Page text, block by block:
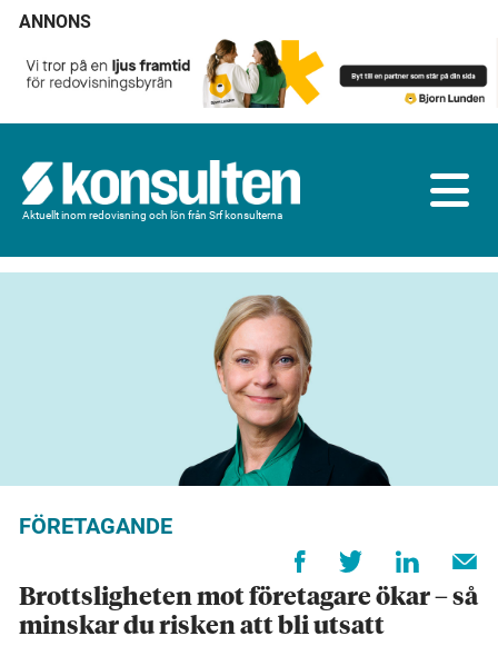
ANNONS
Aktuellt inom redovisning och lön från Srf konsulterna
FÖRETAGANDE
Brottsligheten mot företagare ökar – så
minskar du risken att bli utsatt